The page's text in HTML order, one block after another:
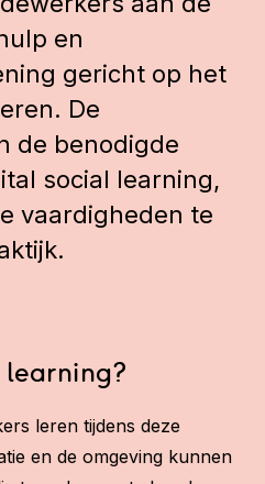
en
gericht op het
De
de benodigde
social learning,
vaardigheden te
leren tijdens deze
en de omgeving kunnen